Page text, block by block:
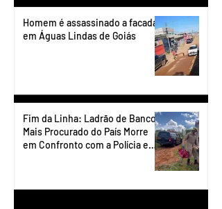
Homem é assassinado a facadas
em Águas Lindas de Goiás
Fim da Linha: Ladrão de Banco
Mais Procurado do País Morre
em Confronto com a Polícia em